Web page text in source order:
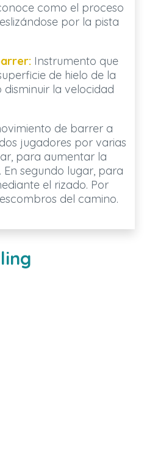
como el proceso
por la pista
Instrumento que
de hielo de la
la velocidad
de barrer a
jugadores por varias
para aumentar la
segundo lugar, para
el rizado. Por
del camino.